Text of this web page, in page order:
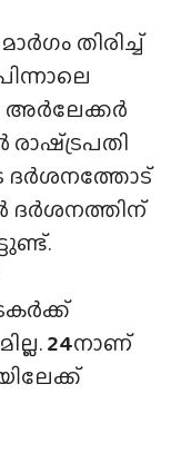
തിരിച്ച്
അർലേക്കർ
ദർശനത്തോട്
ദർശനത്തിന്
24നാണ്